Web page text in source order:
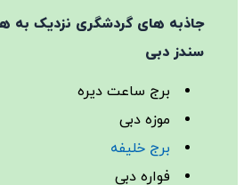
جاذبه‌ های گردشگری نزدیک به
سندز دبی
برج ساعت دیره
موزه دبی
برج خلیفه
فواره دبی